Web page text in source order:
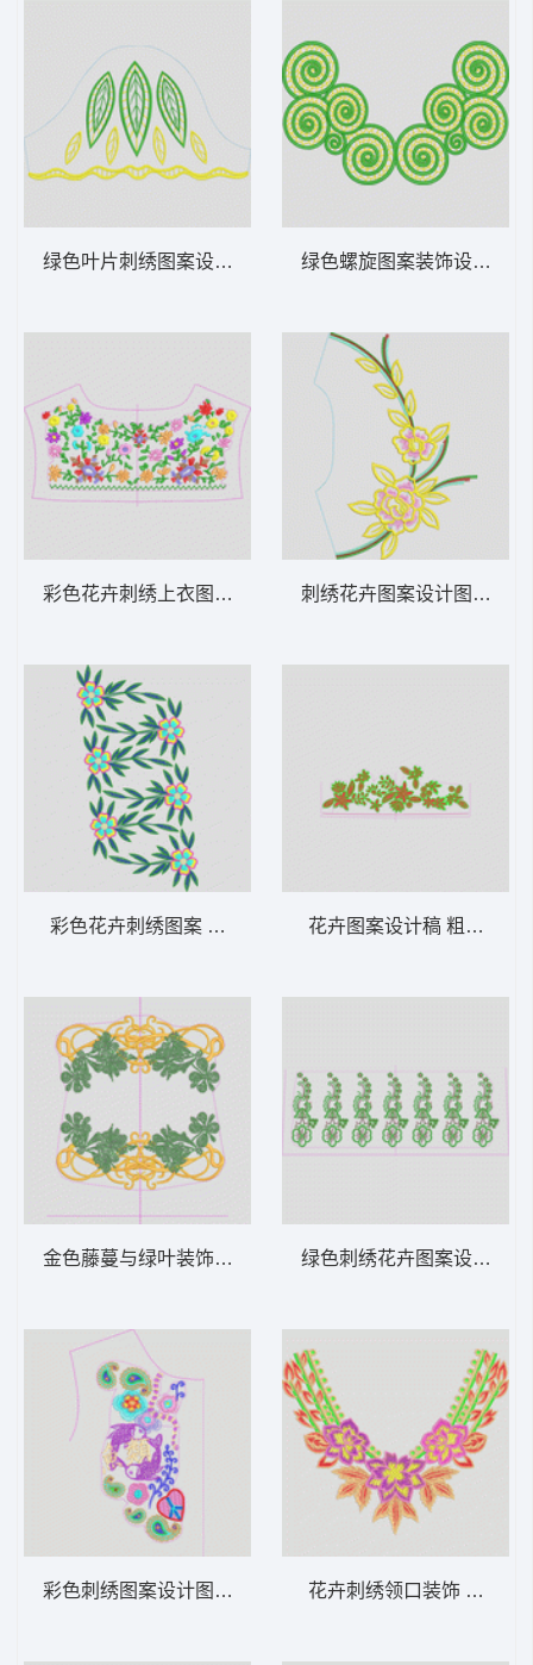
绿色叶片刺绣图案设计 树叶肩
彩色花卉刺绣上衣图案 经典小花胸满绣
彩色花卉刺绣图案 插针花
金色藤蔓与绿叶装饰图案 亮片 珠片曲线
彩色刺绣图案设计图 民族吉祥抽象鱼
绿色螺旋图案装饰设计 蚊
刺绣花卉图案设计图 经典
花卉图案设计稿 粗包边花
绿色刺绣花卉图案设计图
花卉刺绣领口装饰 烫花领